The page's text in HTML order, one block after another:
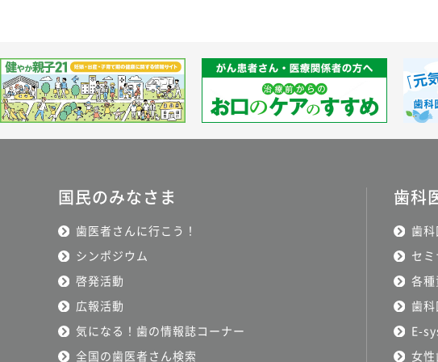
国民のみなさま
歯医者さんに行こう！
シンポジウム
啓発活動
広報活動
気になる！歯の情報誌コーナー
全国の歯医者さん検索
歯科
歯
セ
各
歯
E-
女